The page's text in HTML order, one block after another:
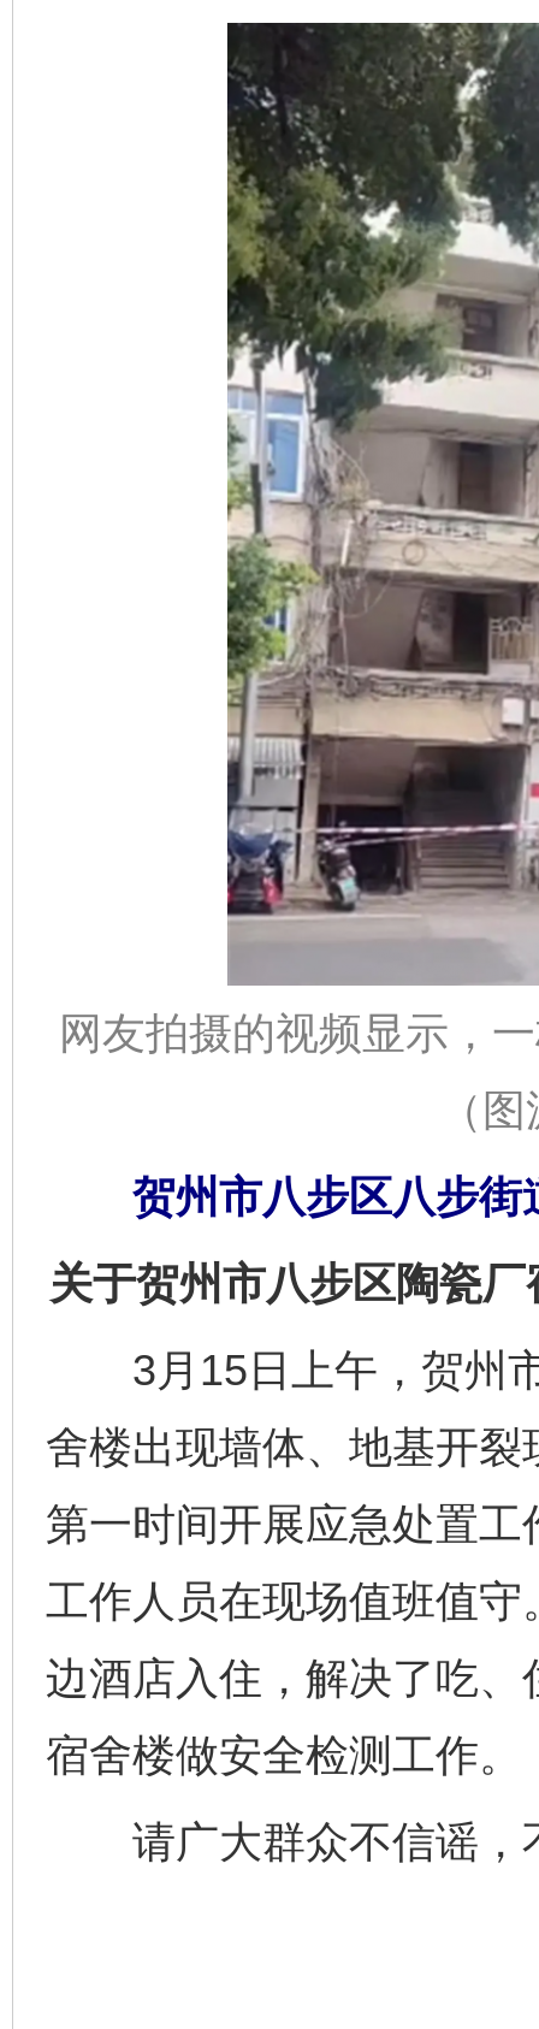
网友拍摄的视频显示，
（
贺州市八步区八步街
关于贺州市八步区陶瓷
3月15日上午，贺州市
舍楼出现墙体、地基开
第一时间开展应急处置
工作人员在现场值班值
边酒店入住，解决了吃
宿舍楼做安全检测工作。
请广大群众不信谣，